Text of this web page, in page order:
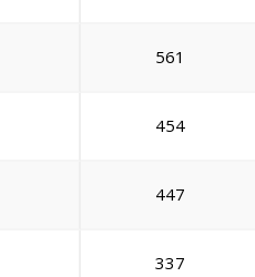
561
454
447
337